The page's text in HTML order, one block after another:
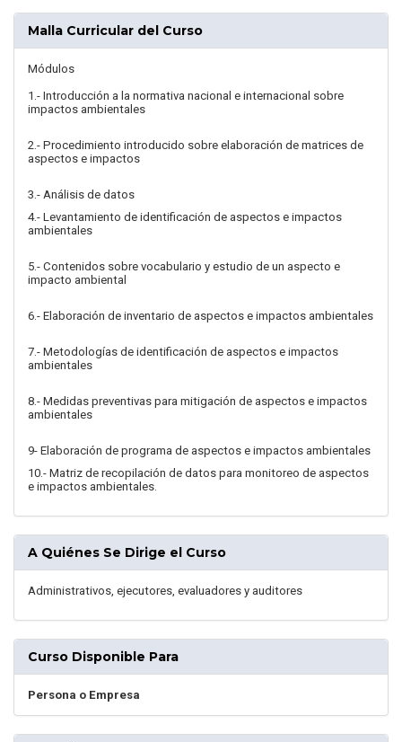
Malla Curricular del Curso
Módulos
1.- Introducción a la normativa nacional e internacional sobre
impactos ambientales
2.- Procedimiento introducido sobre elaboración de matrices de
aspectos e impactos
3.- Análisis de datos
4.- Levantamiento de identificación de aspectos e impactos
ambientales
5.- Contenidos sobre vocabulario y estudio de un aspecto e
impacto ambiental
6.- Elaboración de inventario de aspectos e impactos ambientales
7.- Metodologías de identificación de aspectos e impactos
ambientales
8.- Medidas preventivas para mitigación de aspectos e impactos
ambientales
9- Elaboración de programa de aspectos e impactos ambientales
10.- Matriz de recopilación de datos para monitoreo de aspectos
e impactos ambientales.
A Quiénes Se Dirige el Curso
Administrativos, ejecutores, evaluadores y auditores
Curso Disponible Para
Persona o Empresa